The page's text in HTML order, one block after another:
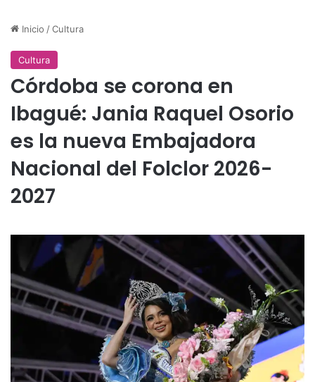
Inicio /Cultura
Cultura
Córdoba se corona en
Ibagué: Jania Raquel Osorio
es la nueva Embajadora
Nacional del Folclor 2026-
2027